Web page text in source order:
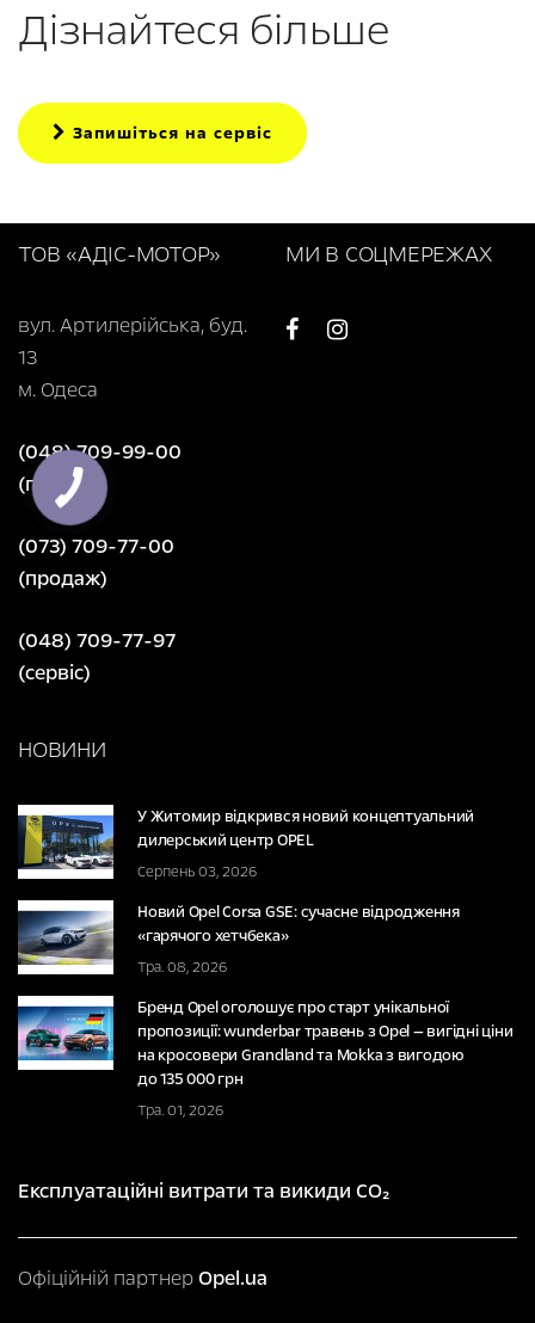
Дізнайтеся більше
Запишіться на сервіс
ТОВ «АДІС-МОТОР»
вул. Артилерійська, буд.
13
м. Одеса
(048) 709-99-00
(продаж)
(073) 709-77-00
(продаж)
(048) 709-77-97
(сервіс)
МИ В СОЦМЕРЕЖАХ
НОВИНИ
У Житомир відкрився новий концептуальний
дилерський центр OPEL
Серпень 03, 2026
Новий Opel Corsa GSE: сучасне відродження
«гарячого хетчбека»
Тра. 08, 2026
Бренд Opel оголошує про старт унікальної
пропозиції: wunderbar травень з Opel — вигідні ціни
на кросовери Grandland та Mokka з вигодою
до 135 000 грн
Тра. 01, 2026
Експлуатаційні витрати та викиди CO₂
Офіційній партнерOpel.ua